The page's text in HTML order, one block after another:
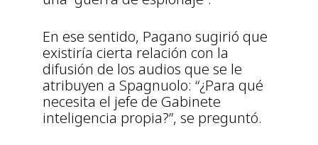
En ese sentido, Pagano sugirió que
existiría cierta relación con la
difusión de los audios que se le
atribuyen a Spagnuolo: “¿Para qué
necesita el jefe de Gabinete
inteligencia propia?”, se preguntó.